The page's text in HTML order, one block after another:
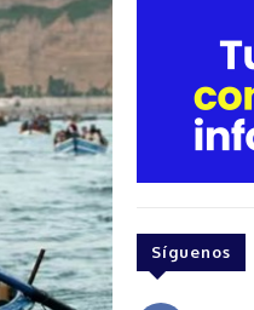
Síguenos